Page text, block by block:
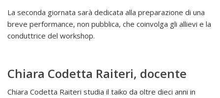
La seconda giornata sarà dedicata alla preparazione di una
breve performance, non pubblica, che coinvolga gli allievi e la
conduttrice del workshop.
Chiara Codetta Raiteri, docente
Chiara Codetta Raiteri studia il taiko da oltre dieci anni in